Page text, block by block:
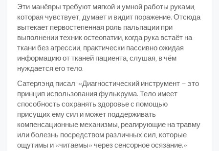
Эти манёвры требуют мягкой и умной работы руками,
которая чувствует, думает и видит поражение. Отсюда
вытекает первостепенная роль пальпации при
выполнении техник остеопатии, когда рука встаёт на
ткани без агрессии, практически пассивно ожидая
информацию от тканей пациента, слушая, в чём
нуждается его тело.
Сатерлэнд писал: «Диагностический инструмент – это
принцип использования фулькрума. Тело имеет
способность сохранять здоровье с помощью
присущих ему сил и может поддерживать
компенсационные механизмы, реагирующие на травму
или болезнь посредством различных сил, которые
ощутимы и «читаемы» через сенсорное осязание.»